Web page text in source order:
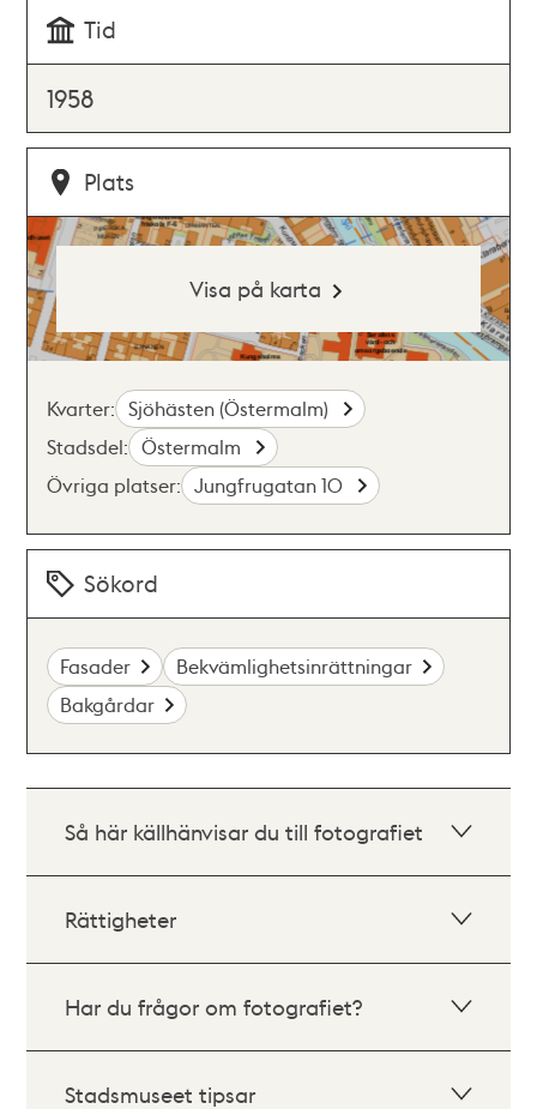
Tid
1958
Plats
Visa på karta
Kvarter: Sjöhästen (Östermalm)
Stadsdel: Östermalm
Övriga platser: Jungfrugatan 10
Sökord
Fasader
Bekvämlighetsinrättningar
Bakgårdar
Så här källhänvisar du till fotografiet
Rättigheter
Har du frågor om fotografiet?
Stadsmuseet tipsar